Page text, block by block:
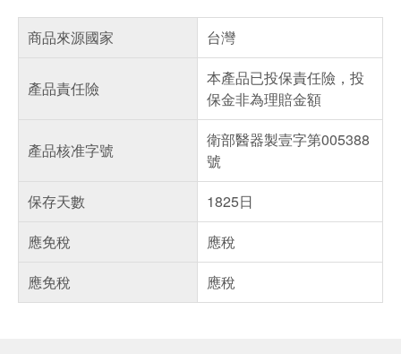
商品來源國家 台灣
產品責任險
本產品已投保責任險，投
保金非為理賠金額
產品核准字號
衛部醫器製壹字第005388
號
保存天數
1825日
應免稅
應稅
應免稅
應稅